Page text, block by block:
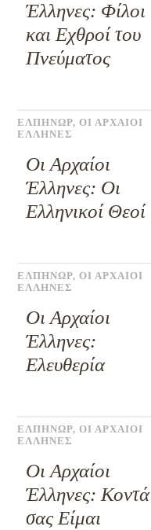
Έλληνες: Φίλοι
και Εχθροί του
Πνεύματος
ΕΛΠΗΝΩΡ,ΟΙ ΑΡΧΑΙΟΙ
ΕΛΛΗΝΕΣ
Οι Αρχαίοι
Έλληνες: Οι
Ελληνικοί Θεοί
ΕΛΠΗΝΩΡ,ΟΙ ΑΡΧΑΙΟΙ
ΕΛΛΗΝΕΣ
Οι Αρχαίοι
Έλληνες:
Ελευθερία
ΕΛΠΗΝΩΡ,ΟΙ ΑΡΧΑΙΟΙ
ΕΛΛΗΝΕΣ
Οι Αρχαίοι
Έλληνες: Κοντά
σας Είμαι